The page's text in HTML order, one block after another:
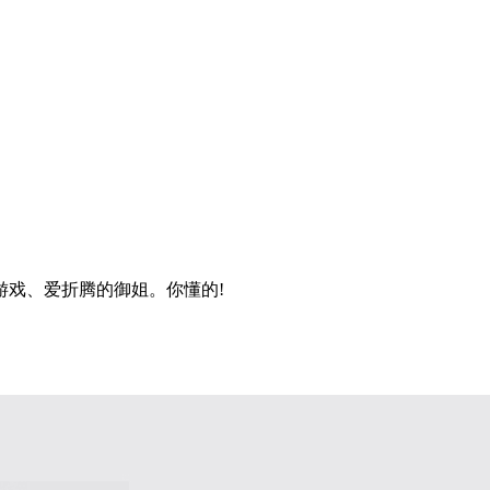
戏、爱折腾的御姐。你懂的!